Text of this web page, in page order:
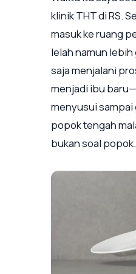
klinik THT di RS.
masuk ke ruang
lelah namun lebih
saja menjalani
menjadi ibu
menyusui
popok tengah
bukan soal